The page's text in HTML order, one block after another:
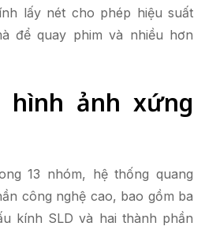
lấy nét cho phép hiệu suất
để quay phim và nhiều hơn
hình ảnh xứng
13 nhóm, hệ thống quang
công nghệ cao, bao gồm ba
kính SLD và hai thành phần